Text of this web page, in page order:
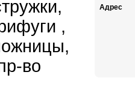
,
во
Адрес